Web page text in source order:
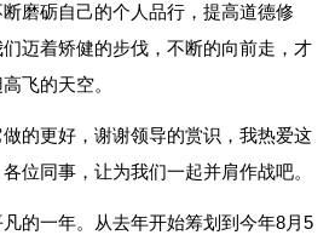
磨砺自己的个人品行，提高道德修
迈着矫健的步伐，不断的向前走，才
飞的天空。
的更好，谢谢领导的赏识，我热爱这
位同事，让为我们一起并肩作战吧。
的一年。从去年开始筹划到今年8月5